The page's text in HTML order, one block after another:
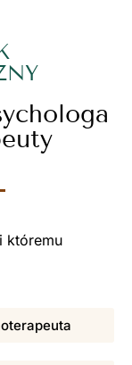
któremu